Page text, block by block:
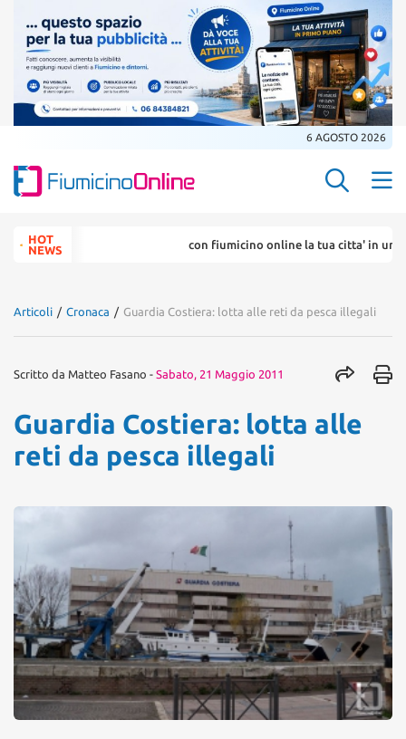
6 AGOSTO 2026
Search
for:HOT
NEWS
con fiumicino online la tua citta' in un ...
Articoli / Cronaca / Guardia Costiera: lotta alle reti da pesca illegali
Scritto da Matteo Fasano - Sabato, 21 Maggio 2011
Guardia Costiera: lotta alle
reti da pesca illegali